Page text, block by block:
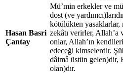
Hasan Basri
Çantay
Mü’min erkekler ve
dost (ve
kötülükten yasaklarlar,
zekâtı verirler, Allah’a
onlar, Allah’ın
edeceği kimselerdir.
dâimâ üstün
olan)dır.